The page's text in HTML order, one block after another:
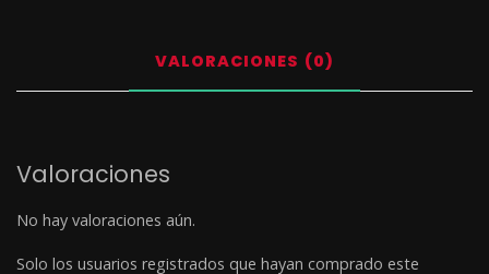
VALORACIONES (0)
Valoraciones
No hay valoraciones aún.
Solo los usuarios registrados que hayan comprado este